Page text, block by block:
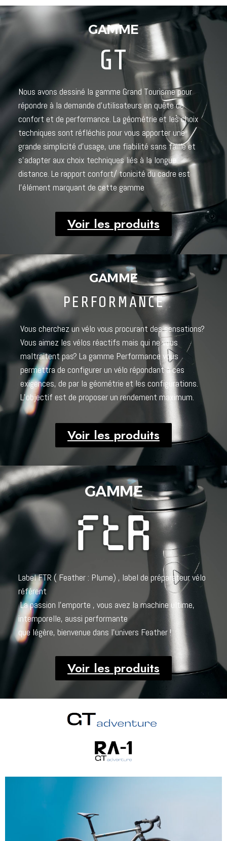
GAMME
GT
Nous avons dessiné la gamme Grand Tourisme pour
répondre à la demande d’utilisateurs en quête de
confort et de performance. La géométrie et les choix
techniques sont réfléchis pour vous apporter une
grande simplicité d’usage, une fiabilité sans faille et
s’adapter aux choix techniques liés à la longue
distance. Le rapport confort/ tonicité du cadre est
l’élément marquant de cette gamme
Voir les produits
GAMME
PERFORMANCE
Vous cherchez un vélo vous procurant des sensations?
Vous aimez les vélos réactifs mais qui ne vous
maltraitent pas? La gamme Performance vous
permettra de configurer un vélo répondant à ces
exigences, de par la géométrie et les configurations.
L’objectif est de proposer un rendement maximum.
Voir les produits
GAMME
Label FTR ( Feather : Plume) , label de préparateur vélo
référent
La passion l’emporte , vous avez la machine ultime,
intemporelle, aussi performante
que légère, bienvenue dans l’univers Feather !
Voir les produits